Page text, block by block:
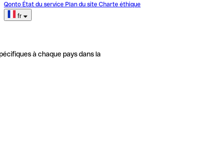
Qonto État du service Plan du site Charte éthique
fr
à chaque pays dans la